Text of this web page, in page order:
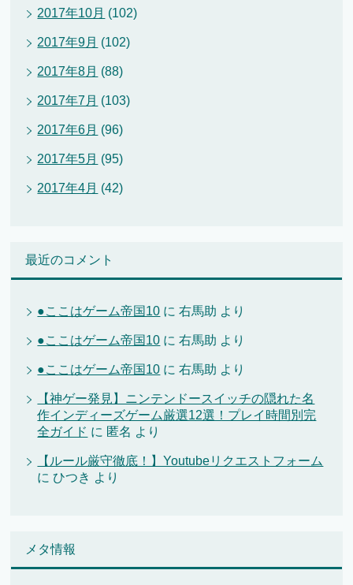
2017年10月 (102)
2017年9月 (102)
2017年8月 (88)
2017年7月 (103)
2017年6月 (96)
2017年5月 (95)
2017年4月 (42)
最近のコメント
●ここはゲーム帝国10 に右馬助 より
●ここはゲーム帝国10 に右馬助 より
●ここはゲーム帝国10 に右馬助 より
【神ゲー発見】ニンテンドースイッチの隠れた名
作インディーズゲーム厳選12選！プレイ時間別完
全ガイド に 匿名 より
【ルール厳守徹底！】Youtubeリクエストフォーム
にひつき より
メタ情報